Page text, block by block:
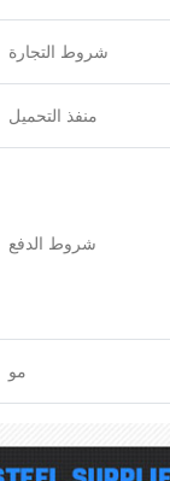
شروط التجارة
منفذ التحميل
شروط الدفع
مو